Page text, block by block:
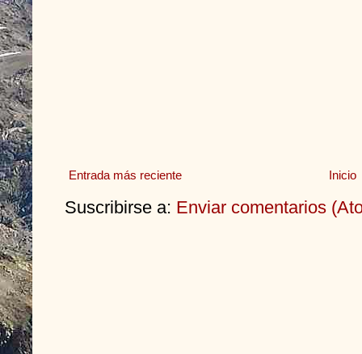
Entrada más reciente Inicio
Suscribirse a: Enviar comentarios